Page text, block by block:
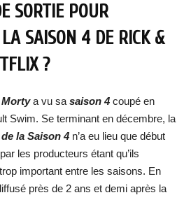
SORTIE POUR
LA SAISON 4 DE RICK &
?
a vu sa saison 4 coupé en
Swim. Se terminant en décembre, la
la Saison 4 n’a eu lieu que début
les producteurs étant qu’ils
important entre les saisons. En
près de 2 ans et demi après la